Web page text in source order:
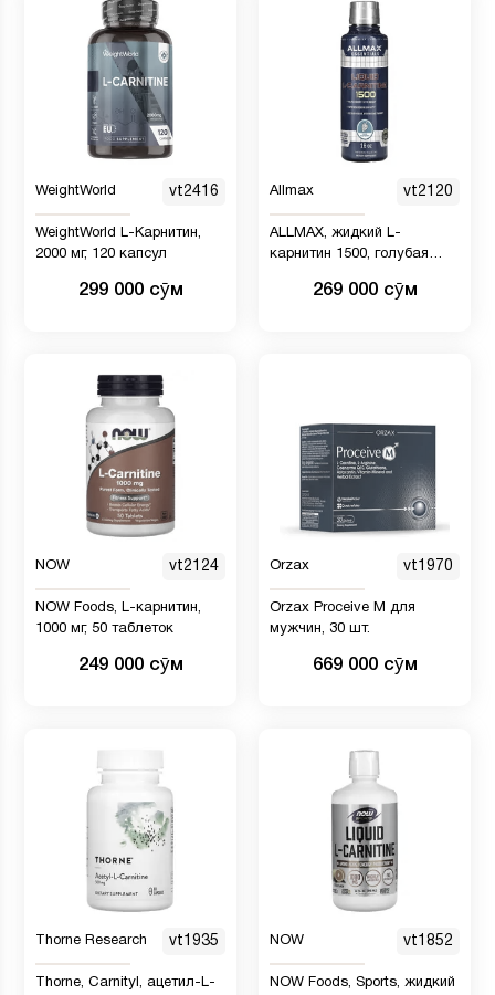
WeightWorld vt2416
WeightWorld L-Карнитин,
2000 мг, 120 капсул
299 000 сӯм
Allmax vt2120
ALLMAX, жидкий L-
карнитин 1500, голубая
269 000 сӯм
NOW vt2124
NOW Foods, L-карнитин,
1000 мг, 50 таблеток
249 000 сӯм
Orzax vt1970
Orzax Proceive M для
мужчин, 30 шт.
669 000 сӯм
Thorne Research vt1935
Thorne, Carnityl, ацетил-L-
NOW vt1852
NOW Foods, Sports, жидкий